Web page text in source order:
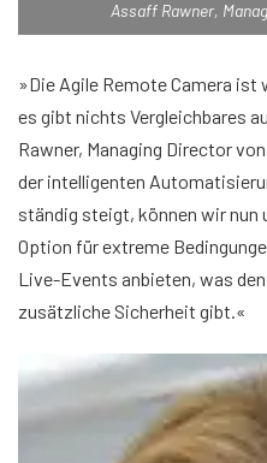
Assaff Rawner,
»Die Agile Remote Camera
es gibt nichts Vergleichbares
Rawner, Managing Director
der intelligenten
ständig steigt, können wir nun
Option für extreme
Live-Events anbieten, was
zusätzliche Sicherheit gibt.«